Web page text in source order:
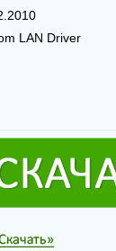
LAN Driver